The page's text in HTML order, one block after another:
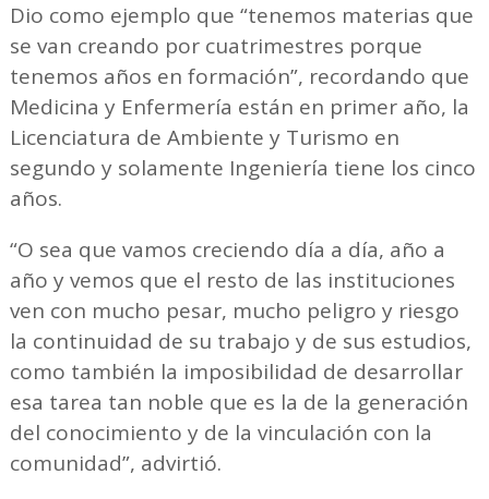
Dio como ejemplo que “tenemos materias que
se van creando por cuatrimestres porque
tenemos años en formación”, recordando que
Medicina y Enfermería están en primer año, la
Licenciatura de Ambiente y Turismo en
segundo y solamente Ingeniería tiene los cinco
años.
“O sea que vamos creciendo día a día, año a
año y vemos que el resto de las instituciones
ven con mucho pesar, mucho peligro y riesgo
la continuidad de su trabajo y de sus estudios,
como también la imposibilidad de desarrollar
esa tarea tan noble que es la de la generación
del conocimiento y de la vinculación con la
comunidad”, advirtió.